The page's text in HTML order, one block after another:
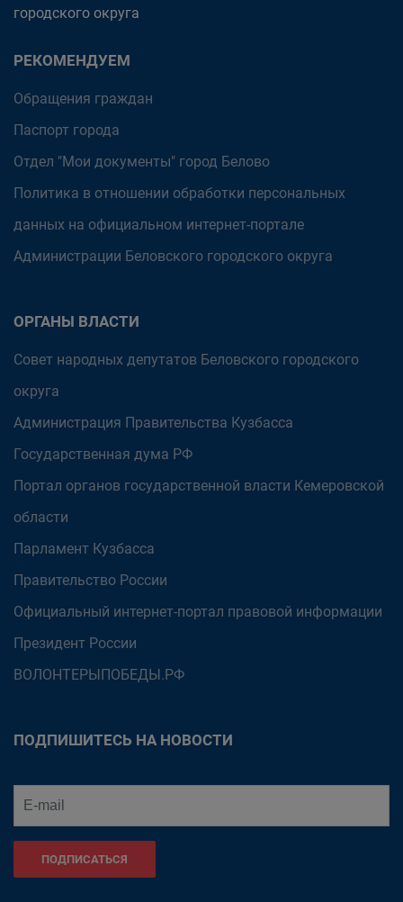
городского округа
РЕКОМЕНДУЕМ
Обращения граждан
Паспорт города
Отдел "Мои документы" город Белово
Политика в отношении обработки персональных
данных на официальном интернет-портале
Администрации Беловского городского округа
ОРГАНЫ ВЛАСТИ
Совет народных депутатов Беловского городского
округа
Администрация Правительства Кузбасса
Государственная дума РФ
Портал органов государственной власти Кемеровской
области
Парламент Кузбасса
Правительство России
Официальный интернет-портал правовой информации
Президент России
ВОЛОНТЕРЫПОБЕДЫ.РФ
ПОДПИШИТЕСЬ НА НОВОСТИ
ПОДПИСАТЬСЯ